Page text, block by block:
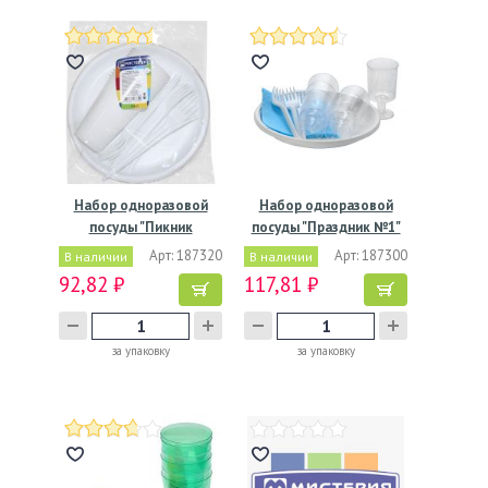
Набор одноразовой
посуды "Пикник
Мистерия"…
В наличии Арт: 187320
92,82 ₽
за упаковку
Набор одноразовой
посуды "Праздник №1"
[6…
В наличии Арт: 187300
117,81 ₽
за упаковку